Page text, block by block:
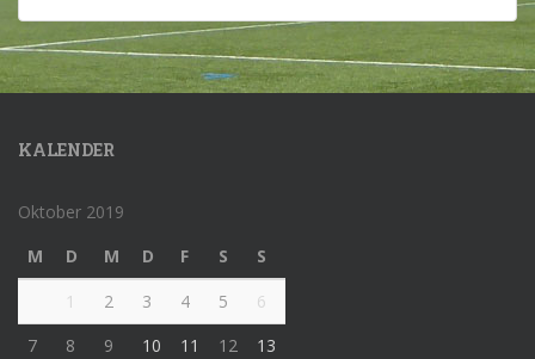
KALENDER
Oktober 2019
M
D M D F S
S
1
2 3 4 5
6
7
8 9 10 11 12
13